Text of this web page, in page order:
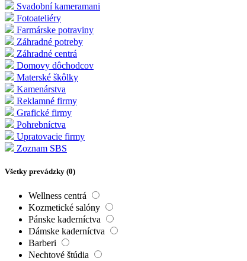
Svadobní kameramani
Fotoateliéry
Farmárske potraviny
Záhradné potreby
Záhradné centrá
Domovy dôchodcov
Materské škôlky
Kamenárstva
Reklamné firmy
Grafické firmy
Pohrebníctva
Upratovacie firmy
Zoznam SBS
Všetky prevádzky (0)
Wellness centrá
Kozmetické salóny
Pánske kaderníctva
Dámske kaderníctva
Barberi
Nechtové štúdia